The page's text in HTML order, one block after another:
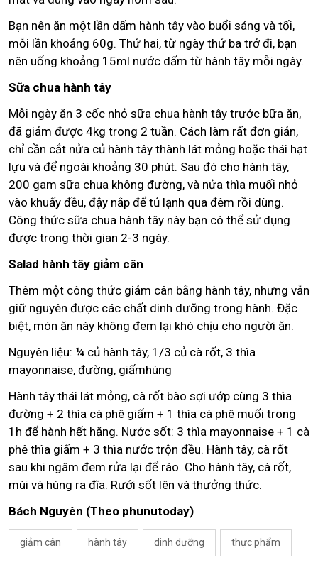
Bạn nên ăn một lần dấm hành tây vào buổi sáng và tối,
mỗi lần khoảng 60g. Thứ hai, từ ngày thứ ba trở đi, bạn
nên uống khoảng 15ml nước dấm từ hành tây mỗi ngày.
Sữa chua hành tây
Mỗi ngày ăn 3 cốc nhỏ sữa chua hành tây trước bữa ăn,
đã giảm được 4kg trong 2 tuần. Cách làm rất đơn giản,
chỉ cần cắt nửa củ hành tây thành lát mỏng hoặc thái hạt
lựu và để ngoài khoảng 30 phút. Sau đó cho hành tây,
200 gam sữa chua không đường, và nửa thìa muối nhỏ
vào khuấy đều, đậy nắp để tủ lạnh qua đêm rồi dùng.
Công thức sữa chua hành tây này bạn có thể sử dụng
được trong thời gian 2-3 ngày.
Salad hành tây giảm cân
Thêm một công thức giảm cân bằng hành tây, nhưng vẫn
giữ nguyên được các chất dinh dưỡng trong hành. Đặc
biệt, món ăn này không đem lại khó chịu cho người ăn.
Nguyên liệu: ¼ củ hành tây, 1/3 củ cà rốt, 3 thìa
mayonnaise, đường, giấmhúng
Hành tây thái lát mỏng, cà rốt bào sợi ướp cùng 3 thìa
đường + 2 thìa cà phê giấm + 1 thìa cà phê muối trong
1h để hành hết hăng. Nước sốt: 3 thìa mayonnaise + 1 cà
phê thìa giấm + 3 thìa nước trộn đều. Hành tây, cà rốt
sau khi ngâm đem rửa lại để ráo. Cho hành tây, cà rốt,
mùi và húng ra đĩa. Rưới sốt lên và thưởng thức.
Bách Nguyên (Theo phunutoday)
giảm cân hành tây dinh dưỡng thực phẩm